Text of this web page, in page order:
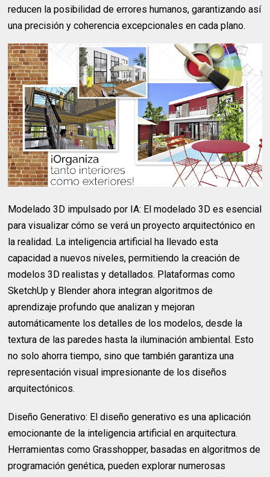
reducen la posibilidad de errores humanos, garantizando así
una precisión y coherencia excepcionales en cada plano.
Modelado 3D impulsado por IA: El modelado 3D es esencial
para visualizar cómo se verá un proyecto arquitectónico en
la realidad. La inteligencia artificial ha llevado esta
capacidad a nuevos niveles, permitiendo la creación de
modelos 3D realistas y detallados. Plataformas como
SketchUp y Blender ahora integran algoritmos de
aprendizaje profundo que analizan y mejoran
automáticamente los detalles de los modelos, desde la
textura de las paredes hasta la iluminación ambiental. Esto
no solo ahorra tiempo, sino que también garantiza una
representación visual impresionante de los diseños
arquitectónicos.
Diseño Generativo: El diseño generativo es una aplicación
emocionante de la inteligencia artificial en arquitectura.
Herramientas como Grasshopper, basadas en algoritmos de
programación genética, pueden explorar numerosas